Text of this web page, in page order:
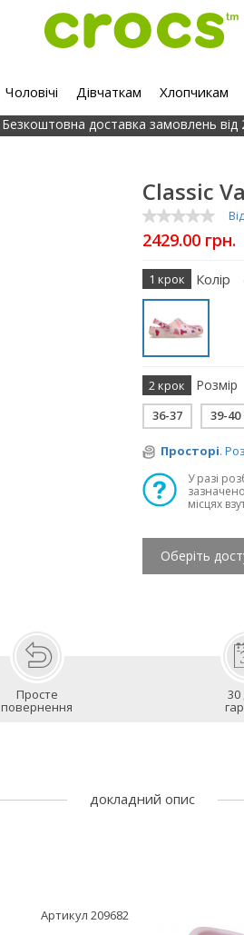
Чоловічі Дівчаткам Хлопчикам
Безкоштовна доставка замовлень від
Classic
2429.00 грн.
1 крок Колір
2 крок Розмір
36-37 39-40
Просторі.
У разі
місцях
Оберіть
Просте
повернення
30
докладний опис
Артикул 209682